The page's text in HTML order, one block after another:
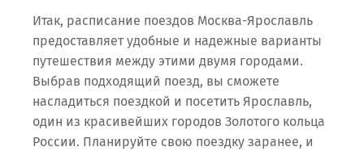
Итак, расписание поездов Москва-Ярославль
предоставляет удобные и надежные варианты
путешествия между этими двумя городами.
Выбрав подходящий поезд, вы сможете
насладиться поездкой и посетить Ярославль,
один из красивейших городов Золотого кольца
России. Планируйте свою поездку заранее, и